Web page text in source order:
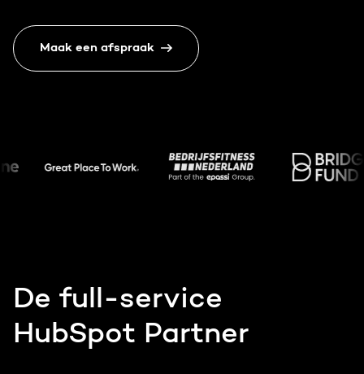
HubSpot websites
Maak een afspraak
De full-service
HubSpot Partner